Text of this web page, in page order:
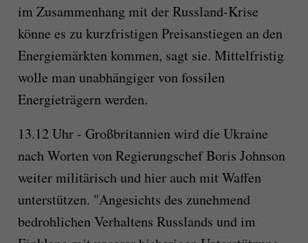
im Zusammenhang mit der Russland-Krise
könne es zu kurzfristigen Preisanstiegen an den
Energiemärkten kommen, sagt sie. Mittelfristig
wolle man unabhängiger von fossilen
Energieträgern werden.
13.12 Uhr - Großbritannien wird die Ukraine
nach Worten von Regierungschef Boris Johnson
weiter militärisch und hier auch mit Waffen
unterstützen. "Angesichts des zunehmend
bedrohlichen Verhaltens Russlands und im